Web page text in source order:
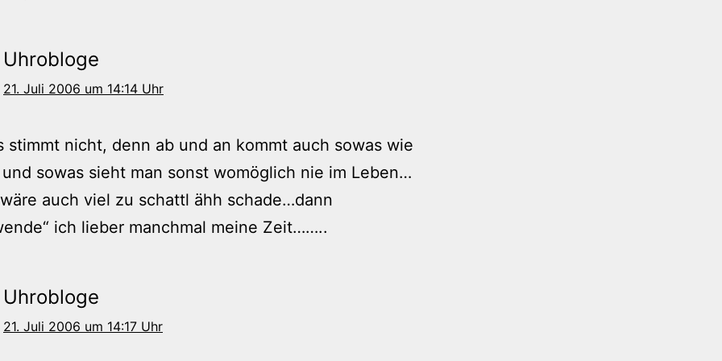
Uhrobloge
21. Juli 2006 um 14:14 Uhr
stimmt nicht, denn ab und an kommt auch sowas wie
sowas sieht man sonst womöglich nie im Leben…
auch viel zu schattl ähh schade…dann
ich lieber manchmal meine Zeit……..
Uhrobloge
21. Juli 2006 um 14:17 Uhr